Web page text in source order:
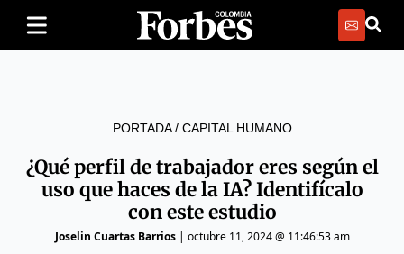
PORTADA/ CAPITAL HUMANO
¿Qué perfil de trabajador eres según el
uso que haces de la IA? Identifícalo
con este estudio
Joselin Cuartas Barrios| octubre 11, 2024 @ 11:46:53 am